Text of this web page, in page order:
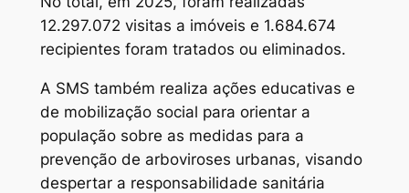
12.297.072 visitas a imóveis e 1.684.674
recipientes foram tratados ou eliminados.
A SMS também realiza ações educativas e
de mobilização social para orientar a
população sobre as medidas para a
prevenção de arboviroses urbanas, visando
despertar a responsabilidade sanitária